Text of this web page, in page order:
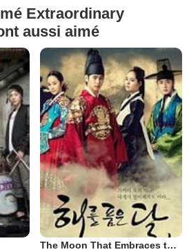
Extraordinary
aussi aimé
The Moon That Embraces the Sun